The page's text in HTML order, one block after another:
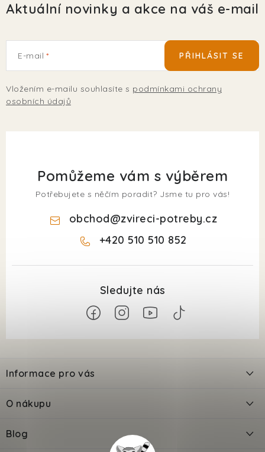
Aktuální novinky a akce na váš e-mail
E-mail
Vložením e-mailu souhlasíte s podmínkami ochrany
osobních údajů
PŘIHLÁSIT SE
Pomůžeme vám s výběrem
Potřebujete s něčím poradit? Jsme tu pro vás!
obchod@zvireci-potreby.cz
+420 510 510 852
p
a
Informace pro vás
Prodejna
O nákupu
Blog